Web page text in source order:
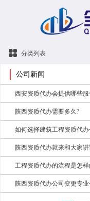
分类列表
公司新闻
西安资质代办会提供哪些服
陕西资质代办需要多久?
如何选择建筑工程资质代办
陕西资质代办就来和大家
工程资质代办的流程是怎样
陕西资质代办公司变更专